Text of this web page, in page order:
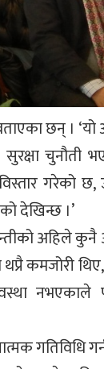
छन् ।
चुनौती
गरेको
देखिन्छ ।’
अहिले
कमजोरी
नभएकाले
गतिविधि